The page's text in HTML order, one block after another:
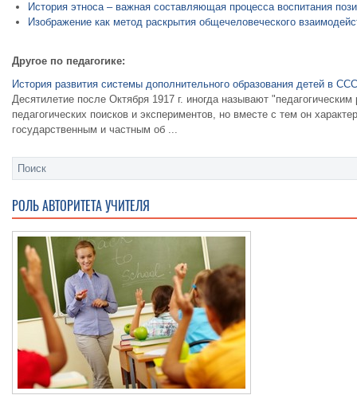
История этноса – важная составляющая процесса воспитания
Изображение как метод раскрытия общечеловеческого
Другое по педагогике:
История развития системы дополнительного образования детей в
Десятилетие после Октября 1917 г. иногда называют
педагогических поисков и экспериментов, но вместе с тем он
государственным и частным об ...
РОЛЬ АВТОРИТЕТА УЧИТЕЛЯ